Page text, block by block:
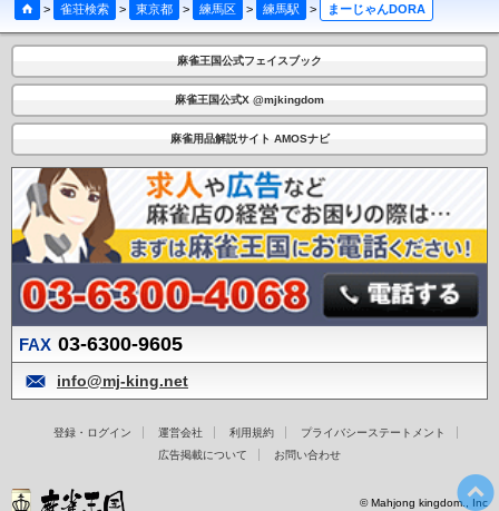
> 雀荘検索 > 東京都 > 練馬区 > 練馬駅 > まーじゃんDORA
麻雀王国公式フェイスブック
麻雀王国公式X @mjkingdom
麻雀用品解説サイト AMOSナビ
FAX 03-6300-9605
info@mj-king.net
登録・ログイン 運営会社 利用規約
プライバシーステートメント
広告掲載について
お問い合わせ
© Mahjong kingdom., Inc